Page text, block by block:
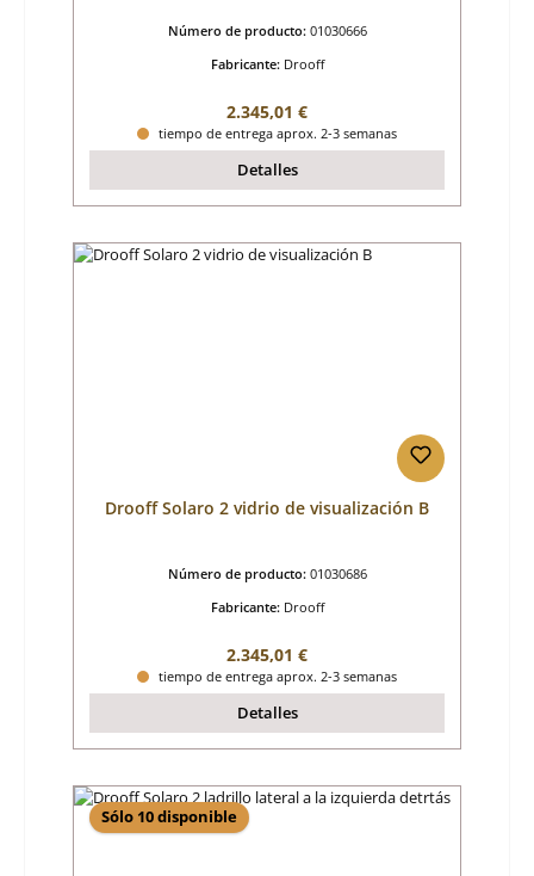
Número de producto: 01030666
Fabricante: Drooff
Precio normal:
2.345,01 €
tiempo de entrega aprox. 2-3 semanas
Detalles
Drooff Solaro 2 vidrio de visualización B
Número de producto: 01030686
Fabricante: Drooff
Precio normal:
2.345,01 €
tiempo de entrega aprox. 2-3 semanas
Detalles
Sólo 10 disponible